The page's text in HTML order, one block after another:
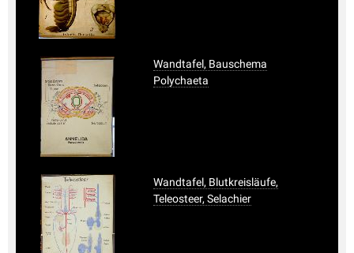
Wandtafel, Bauschema
Polychaeta
Wandtafel, Blutkreisläufe,
Teleosteer, Selachier